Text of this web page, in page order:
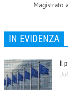
DIRITTO
DIRITTO DEL
Magistrato
IN EVIDENZA
Il